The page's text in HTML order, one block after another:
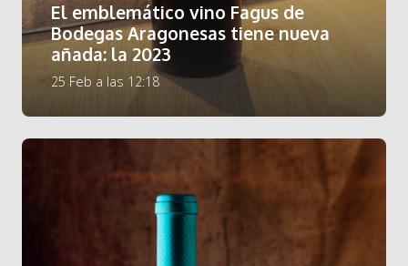
El emblemático vino Fagus de
Bodegas Aragonesas tiene nueva
añada: la 2023
25 Feb a las 12:18